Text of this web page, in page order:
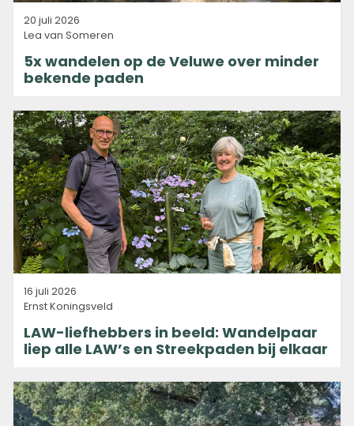
20 juli 2026
Lea van Someren
5x wandelen op de Veluwe over minder
bekende paden
16 juli 2026
Ernst Koningsveld
LAW-liefhebbers in beeld: Wandelpaar
liep alle LAW’s en Streekpaden bij elkaar